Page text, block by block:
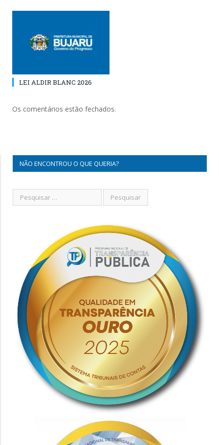
LEI ALDIR BLANC 2026
Os comentários estão fechados.
NÃO ENCONTROU O QUE QUERIA?